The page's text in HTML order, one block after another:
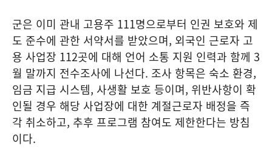
군은 이미 관내 고용주 111명으로부터 인권 보호와 제
도 준수에 관한 서약서를 받았으며, 외국인 근로자 고
용 사업장 112곳에 대해 언어 소통 지원 인력과 함께 3
월 말까지 전수조사에 나선다. 조사 항목은 숙소 환경,
임금 지급 시스템, 사생활 보호 등이며, 위반사항이 확
인될 경우 해당 사업장에 대한 계절근로자 배정을 즉
각 취소하고, 추후 프로그램 참여도 제한한다는 방침
이다.